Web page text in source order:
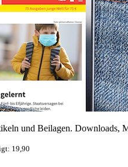
und Beilagen. Downloads,
19,90